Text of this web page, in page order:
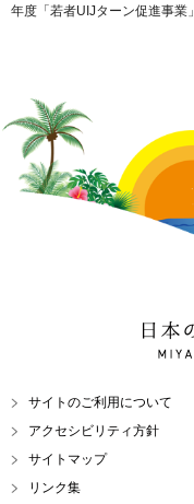
年度「若者UIJターン促進事業
日本の
サイトのご利用について
アクセシビリティ方針
サイトマップ
リンク集